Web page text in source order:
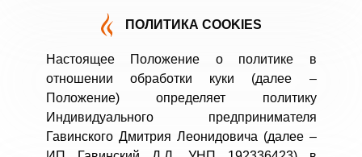
ПОЛИТИКА COOKIES
Настоящее Положение о политике в
отношении обработки куки (далее –
Положение) определяет политику
Индивидуального предпринимателя
Гавинского Дмитрия Леонидовича (далее –